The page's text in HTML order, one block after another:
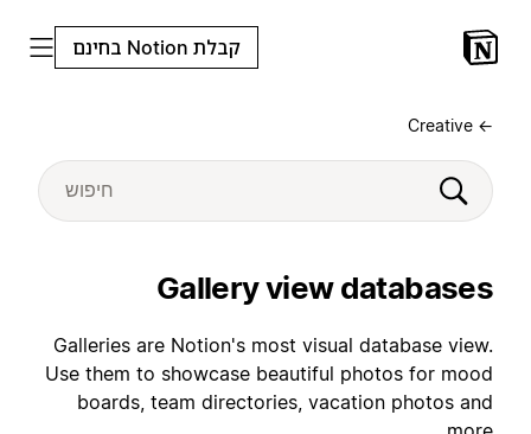
קבלת Notion בחינם
← Creative
Gallery view databases
Galleries are Notion's most visual database view.
Use them to showcase beautiful photos for mood
boards, team directories, vacation photos and